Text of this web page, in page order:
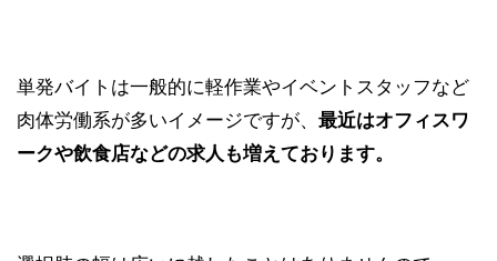
単発バイトは一般的に軽作業やイベントスタッフなど
肉体労働系が多いイメージですが、 最近はオフィスワ
ークや飲食店などの求人も増えております。